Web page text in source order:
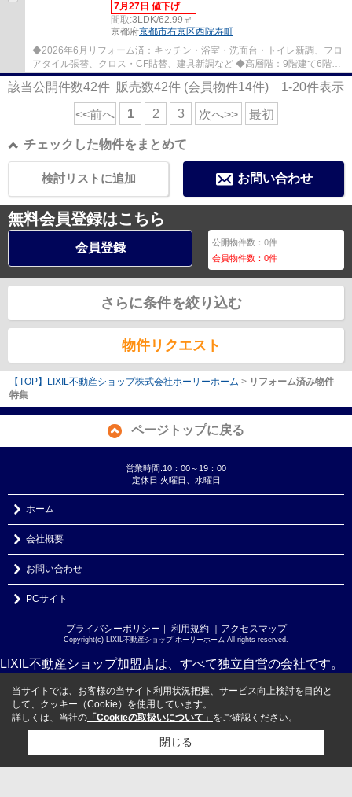
7月27日 値下げ
間取:3LDK/62.99㎡
京都府京都市右京区西院寿町
◆2026年6月リフォーム済：キッチン・浴室・洗面台・トイレ新調、フロ
アタイル張替、クロス・CF貼替、建具新調など ◆高層階：9階建て6階部
分 ◆南向き ◆陽当り、通風、眺望良好 ◆エアコ...
該当公開件数42件 販売数42件 (会員物件14件) 1-20件表示
<<前へ 1 2 3 次へ>> 最初
チェックした物件をまとめて
お問い合わせ
検討リストに追加
無料会員登録はこちら
会員登録 公開物件数：0件
会員物件数：0件
さらに条件を絞り込む
物件リクエスト
【TOP】LIXIL不動産ショップ株式会社ホーリーホーム > リフォーム済み物件
特集
ページトップに戻る
営業時間:10：00～19：00
定休日:火曜日、水曜日
ホーム
会社概要
お問い合わせ
PCサイト
プライバシーポリシー ｜ 利用規約 ｜アクセスマップ
Copyright(c) LIXIL不動産ショップ ホーリーホーム All rights reserved.
LIXIL不動産ショップ加盟店は、すべて独立自営の会社です。
当サイトでは、お客様の当サイト利用状況把握、サービス向上検討を目的と
して、クッキー（Cookie）を使用しています。
詳しくは、当社の 「Cookieの取扱いについて」 をご確認ください。
閉じる